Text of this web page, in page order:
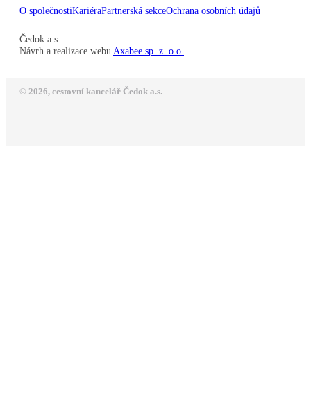
O společnostiKariéraPartnerská sekceOchrana osobních údajů
Čedok a.s
Návrh a realizace webu Axabee sp. z. o.o.
© 2026, cestovní kancelář Čedok a.s.